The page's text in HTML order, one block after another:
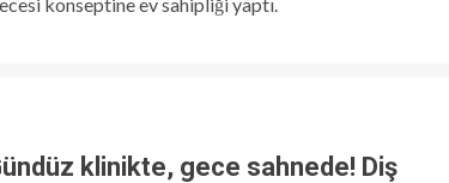
klinikte, gece sahnede! Diş